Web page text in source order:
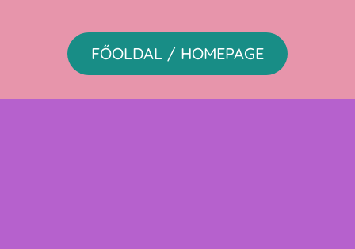
FŐOLDAL / HOMEPAGE